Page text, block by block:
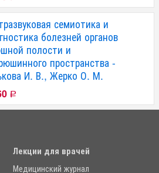
семиотика и
болезней органов
полости и
пространства -
И. В., Жерко О. М.
Р
Лекции для врачей
Медицинский журнал